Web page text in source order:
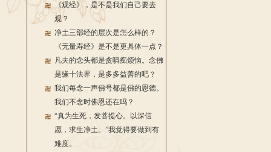
《观经》，是不是我们自己要去
观？
净土三部经的层次是怎么样的？
《无量寿经》是不是更具体一点？
凡夫的念头都是贪嗔痴烦恼。念佛
是缘十法界，是多多益善的吧？
我们每念一声佛号都是佛的恩德。
我们不念时佛恩还在吗？
“真为生死，发菩提心。以深信
愿，求生净土。”我觉得要做到有
难度。